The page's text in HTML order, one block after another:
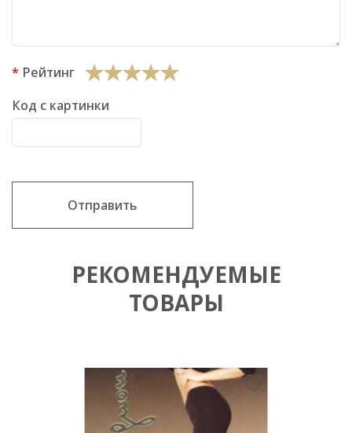
Рейтинг
Код с картинки
Отправить
РЕКОМЕНДУЕМЫЕ
ТОВАРЫ